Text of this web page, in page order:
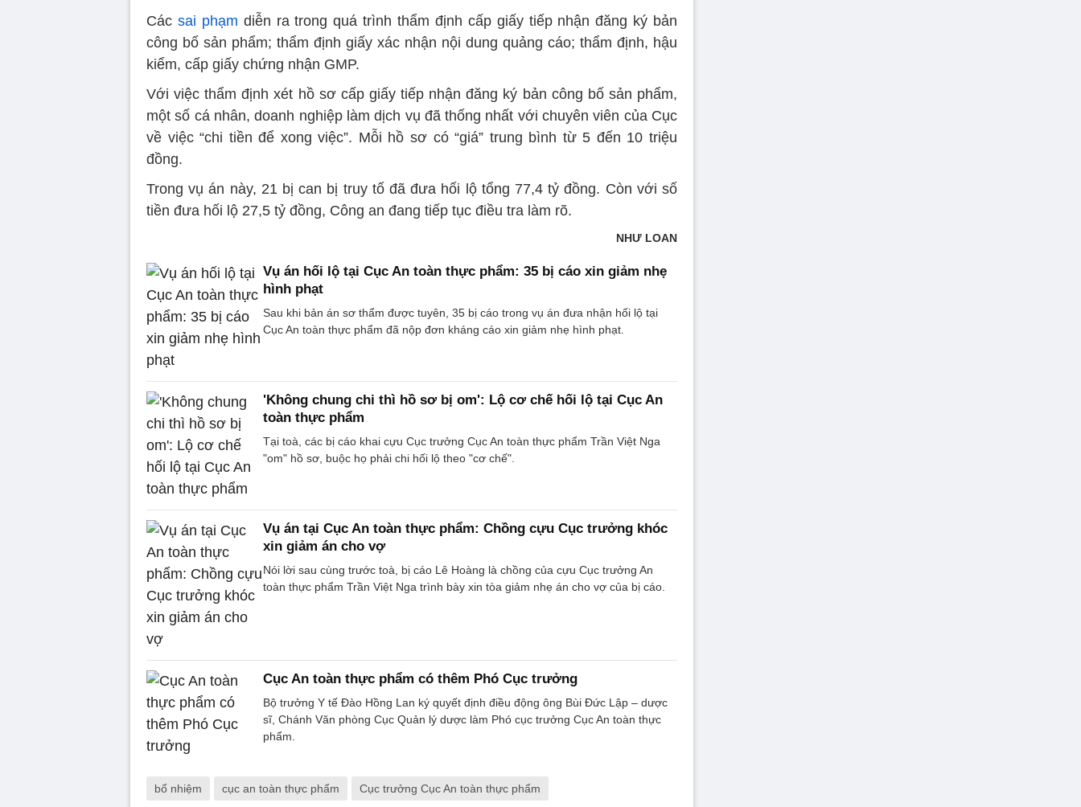
Các sai phạm diễn ra trong quá trình thẩm định cấp giấy tiếp nhận đăng ký bản
công bố sản phẩm; thẩm định giấy xác nhận nội dung quảng cáo; thẩm định, hậu
kiểm, cấp giấy chứng nhận GMP.
Với việc thẩm định xét hồ sơ cấp giấy tiếp nhận đăng ký bản công bố sản phẩm,
một số cá nhân, doanh nghiệp làm dịch vụ đã thống nhất với chuyên viên của Cục
về việc “chi tiền để xong việc”. Mỗi hồ sơ có “giá” trung bình từ 5 đến 10 triệu
đồng.
Trong vụ án này, 21 bị can bị truy tố đã đưa hối lộ tổng 77,4 tỷ đồng. Còn với số
tiền đưa hối lộ 27,5 tỷ đồng, Công an đang tiếp tục điều tra làm rõ.
NHƯ LOAN
Vụ án hối lộ tại Cục An toàn thực phẩm: 35 bị cáo xin giảm nhẹ
hình phạt
Sau khi bản án sơ thẩm được tuyên, 35 bị cáo trong vụ án đưa nhận hối lộ tại
Cục An toàn thực phẩm đã nộp đơn kháng cáo xin giảm nhẹ hình phạt.
'Không chung chi thì hồ sơ bị om': Lộ cơ chế hối lộ tại Cục An
toàn thực phẩm
Tại toà, các bị cáo khai cựu Cục trưởng Cục An toàn thực phẩm Trần Việt Nga
"om" hồ sơ, buộc họ phải chi hối lộ theo "cơ chế".
Vụ án tại Cục An toàn thực phẩm: Chồng cựu Cục trưởng khóc
xin giảm án cho vợ
Nói lời sau cùng trước toà, bị cáo Lê Hoàng là chồng của cựu Cục trưởng An
toàn thực phẩm Trần Việt Nga trình bày xin tòa giảm nhẹ án cho vợ của bị cáo.
Cục An toàn thực phẩm có thêm Phó Cục trưởng
Bộ trưởng Y tế Đào Hồng Lan ký quyết định điều động ông Bùi Đức Lập – dược
sĩ, Chánh Văn phòng Cục Quản lý dược làm Phó cục trưởng Cục An toàn thực
phẩm.
bổ nhiệm cục an toàn thực phẩm Cục trưởng Cục An toàn thực phẩm